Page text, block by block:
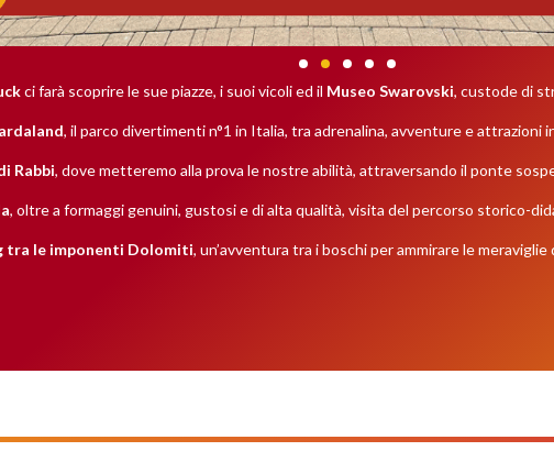
ci farà scoprire le sue piazze, i suoi vicoli ed il Museo Swarovski, custode di
, il parco divertimenti n°1 in Italia, tra adrenalina, avventure e attrazioni
Rabbi, dove metteremo alla prova le nostre abilità, attraversando il ponte
, oltre a formaggi genuini, gustosi e di alta qualità, visita del percorso storico-
tra le imponenti Dolomiti, un’avventura tra i boschi per ammirare le meraviglie